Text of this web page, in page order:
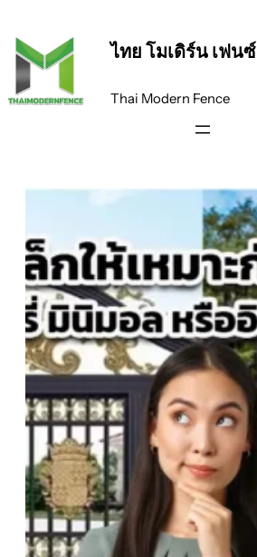
ไป
ยัง
เนื้อหา
ไทย โมเดิร์น เฟนซ์
Thai Modern Fence